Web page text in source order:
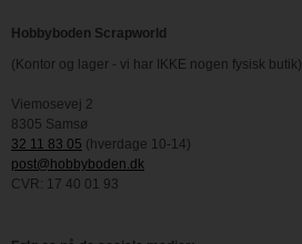
Hobbyboden Scrapworld
(Kontor og lager - vi har IKKE nogen fysisk butik)
Viemosevej 2
8305 Samsø
32 11 83 05 (hverdage 10-14)
post@hobbyboden.dk
CVR: 17 40 01 93